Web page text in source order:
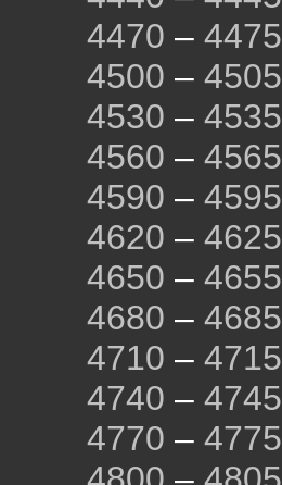
4470 – 4475
4500 – 4505
4530 – 4535
4560 – 4565
4590 – 4595
4620 – 4625
4650 – 4655
4680 – 4685
4710 – 4715
4740 – 4745
4770 – 4775